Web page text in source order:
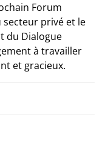
Forum
secteur privé et le
du Dialogue
à travailler
et gracieux.